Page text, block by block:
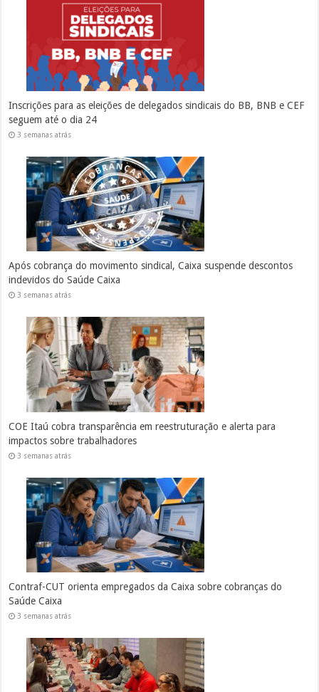
Inscrições para as eleições de delegados sindicais do BB, BNB e CEF
seguem até o dia 24
3 semanas atrás
Após cobrança do movimento sindical, Caixa suspende descontos
indevidos do Saúde Caixa
3 semanas atrás
COE Itaú cobra transparência em reestruturação e alerta para
impactos sobre trabalhadores
3 semanas atrás
Contraf-CUT orienta empregados da Caixa sobre cobranças do
Saúde Caixa
3 semanas atrás